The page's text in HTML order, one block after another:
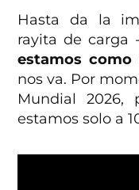
Hasta da la
rayita de carga
estamos como
nos va. Por
Mundial 2026,
estamos solo a